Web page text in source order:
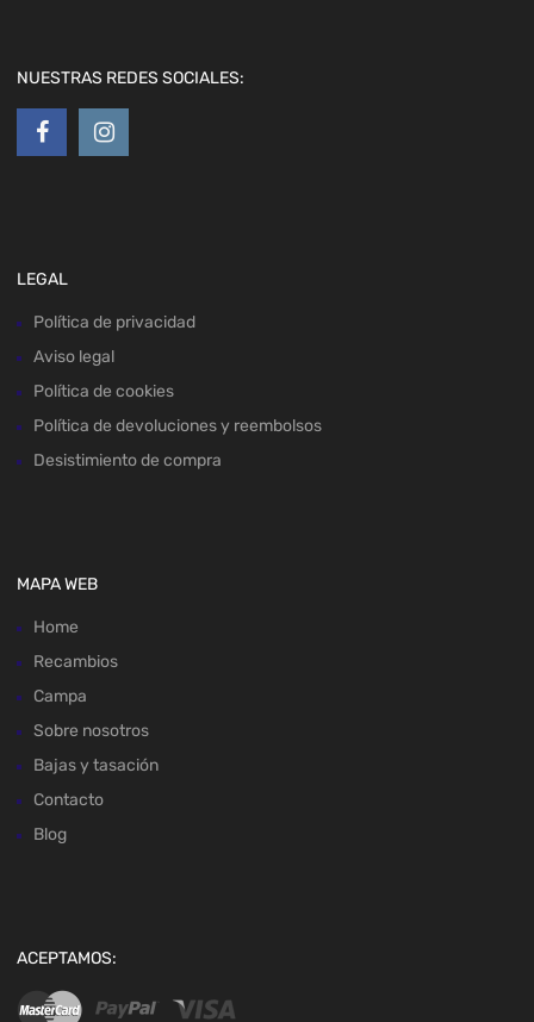
NUESTRAS REDES SOCIALES:
LEGAL
Política de privacidad
Aviso legal
Política de cookies
Política de devoluciones y reembolsos
Desistimiento de compra
MAPA WEB
Home
Recambios
Campa
Sobre nosotros
Bajas y tasación
Contacto
Blog
ACEPTAMOS: